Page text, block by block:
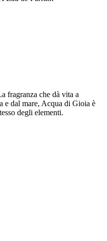
fragranza che dà vita a
e dal mare, Acqua di Gioia è
degli elementi.